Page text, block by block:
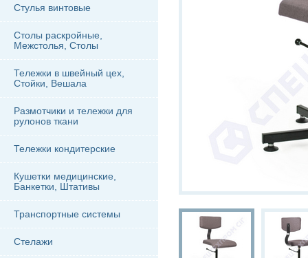
Стулья винтовые
Столы раскройные,
Межстолья, Столы
Тележки в швейный цех,
Стойки, Вешала
Размотчики и тележки для
рулонов ткани
Тележки кондитерские
Кушетки медицинские,
Банкетки, Штативы
Транспортные системы
Стелажи